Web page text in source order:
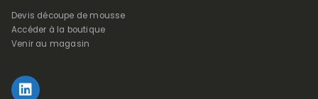
Devis découpe de mousse
Accéder à la boutique
Venir au magasin